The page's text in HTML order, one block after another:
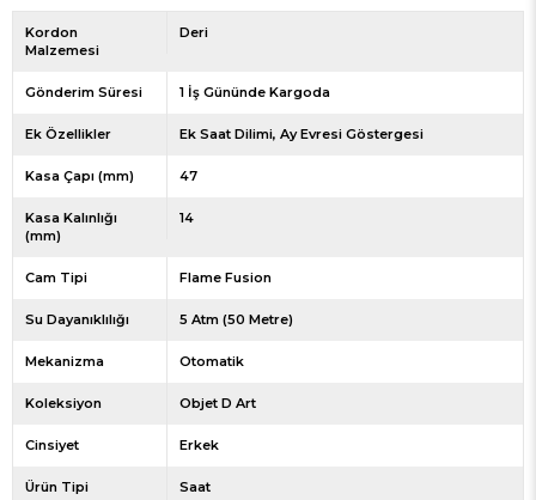
Kordon
Malzemesi
Deri
Gönderim Süresi 1 İş Gününde Kargoda
Ek Özellikler Ek Saat Dilimi Ay Evresi Göstergesi
Kasa Çapı (mm) 47
Kasa Kalınlığı
(mm)
14
Cam Tipi Flame Fusion
Su Dayanıklılığı 5 Atm (50 Metre)
Mekanizma Otomatik
Koleksiyon Objet D Art
Cinsiyet Erkek
Ürün Tipi Saat